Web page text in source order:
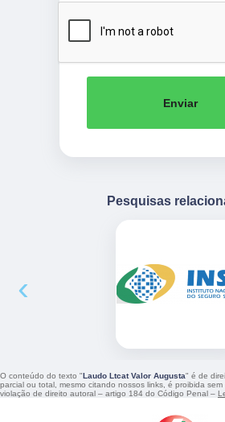
Enviar
Pesquisas
‹
O conteúdo do texto "Laudo Ltcat Valor Augusta" é de
parcial ou total, mesmo citando nossos links, é proibida
violação de direito autoral – artigo 184 do Código Penal –